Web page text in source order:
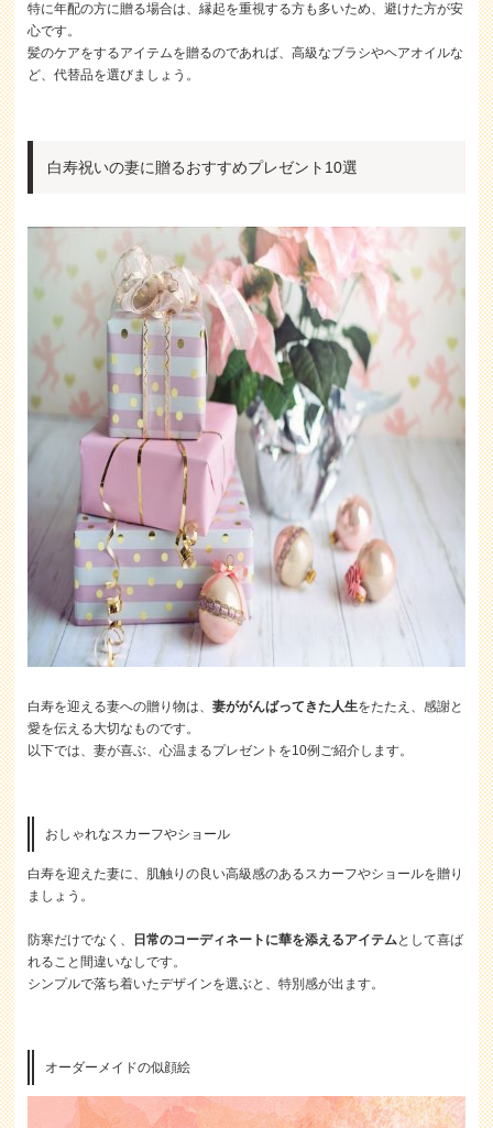
特に年配の方に贈る場合は、縁起を重視する方も多いため、避けた方が安
心です。
髪のケアをするアイテムを贈るのであれば、高級なブラシやヘアオイルな
ど、代替品を選びましょう。
白寿祝いの妻に贈るおすすめプレゼント10選
白寿を迎える妻への贈り物は、妻ががんばってきた人生をたたえ、感謝と
愛を伝える大切なものです。
以下では、妻が喜ぶ、心温まるプレゼントを10例ご紹介します。
おしゃれなスカーフやショール
白寿を迎えた妻に、肌触りの良い高級感のあるスカーフやショールを贈り
ましょう。
防寒だけでなく、 日常のコーディネートに華を添えるアイテムとして喜ば
れること間違いなしです。
シンプルで落ち着いたデザインを選ぶと、特別感が出ます。
オーダーメイドの似顔絵